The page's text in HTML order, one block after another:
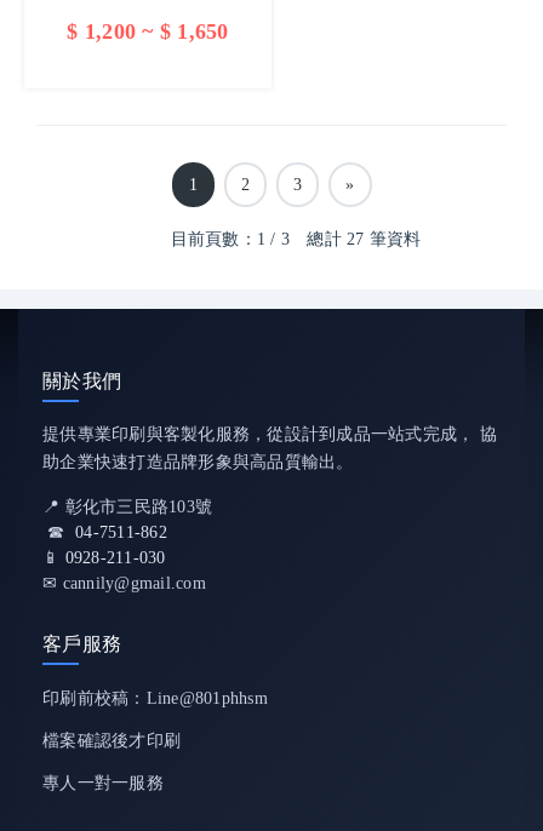
$ 1,200 ~ $ 1,650
1 2 3 »
目前頁數：1 / 3 總計 27 筆資料
關於我們
提供專業印刷與客製化服務，從設計到成品一站式完成， 協
助企業快速打造品牌形象與高品質輸出。
📍 彰化市三民路103號
☎ 04-7511-862
📱 0928-211-030
✉ cannily@gmail.com
客戶服務
印刷前校稿：Line@801phhsm
檔案確認後才印刷
專人一對一服務